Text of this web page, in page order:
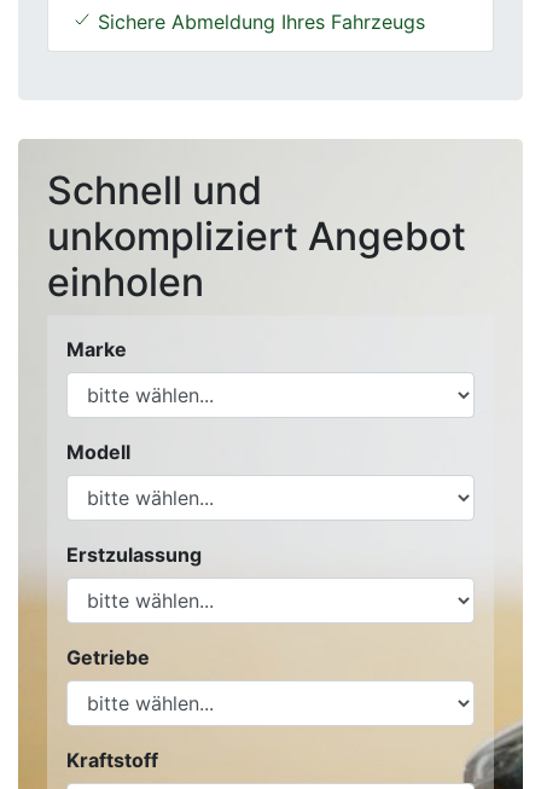
Sichere Abmeldung Ihres Fahrzeugs
Schnell und
unkompliziert Angebot
einholen
Marke
Modell
Erstzulassung
Getriebe
Kraftstoff